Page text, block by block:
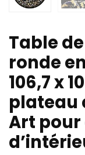
Table
ronde
106,7 x
plateau
Art